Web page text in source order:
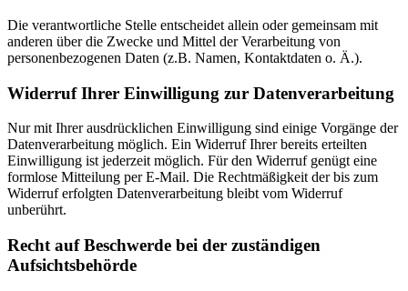
Die verantwortliche Stelle entscheidet allein oder gemeinsam mit
anderen über die Zwecke und Mittel der Verarbeitung von
personenbezogenen Daten (z.B. Namen, Kontaktdaten o. Ä.).
Widerruf Ihrer Einwilligung zur Datenverarbeitung
Nur mit Ihrer ausdrücklichen Einwilligung sind einige Vorgänge der
Datenverarbeitung möglich. Ein Widerruf Ihrer bereits erteilten
Einwilligung ist jederzeit möglich. Für den Widerruf genügt eine
formlose Mitteilung per E-Mail. Die Rechtmäßigkeit der bis zum
Widerruf erfolgten Datenverarbeitung bleibt vom Widerruf
unberührt.
Recht auf Beschwerde bei der zuständigen
Aufsichtsbehörde